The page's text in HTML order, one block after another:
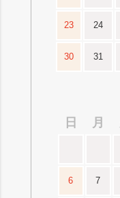
23 24
30 31
日
月
6 7